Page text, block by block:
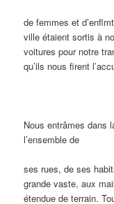
de femmes et
ville étaient sortis à
voitures pour notre
qu’ils nous firent
Nous entrâmes dans
l’ensemble de
ses rues, de ses
grande vaste, aux
étendue de terrain.